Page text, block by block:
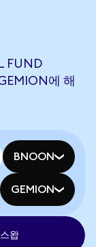
FUND
에 해
BNOON
GEMION
왑